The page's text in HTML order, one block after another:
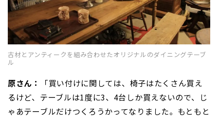
古材とアンティークを組み合わせたオリジナルのダイニングテーブ
ル
原さん：
「買い付けに関しては、椅子はたくさん買え
るけど、テーブルは1度に3、4台しか買えないので、じ
ゃあテーブルだけつくろうかってなりました。もともと